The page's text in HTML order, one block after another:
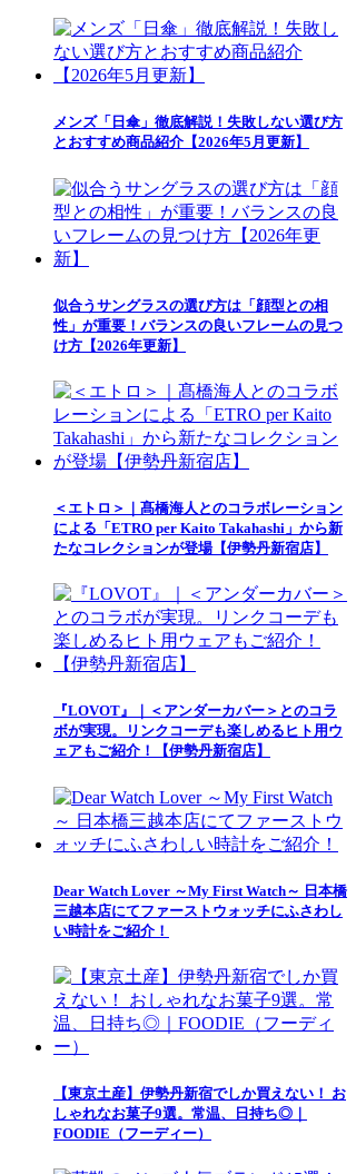
メンズ「日傘」徹底解説！失敗しない選び方
とおすすめ商品紹介【2026年5月更新】
似合うサングラスの選び方は「顔型との相
性」が重要！バランスの良いフレームの見つ
け方【2026年更新】
＜エトロ＞｜髙橋海人とのコラボレーション
による「ETRO per Kaito Takahashi」から新
たなコレクションが登場【伊勢丹新宿店】
『LOVOT』｜＜アンダーカバー＞とのコラ
ボが実現。リンクコーデも楽しめるヒト用ウ
ェアもご紹介！【伊勢丹新宿店】
Dear Watch Lover ～My First Watch～ 日本橋
三越本店にてファーストウォッチにふさわし
い時計をご紹介！
【東京土産】伊勢丹新宿でしか買えない！ お
しゃれなお菓子9選。常温、日持ち◎｜
FOODIE（フーディー）